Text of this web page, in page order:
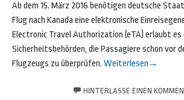
Ab dem 15. März 2016 benötigen deutsche
Flug nach Kanada eine elektronische
Electronic Travel Authorization (eTA) erlaubt es
Sicherheitsbehörden, die Passagiere schon vor
Flugzeugs zu überprüfen. Weiterlesen →
HINTERLASSE EINEN